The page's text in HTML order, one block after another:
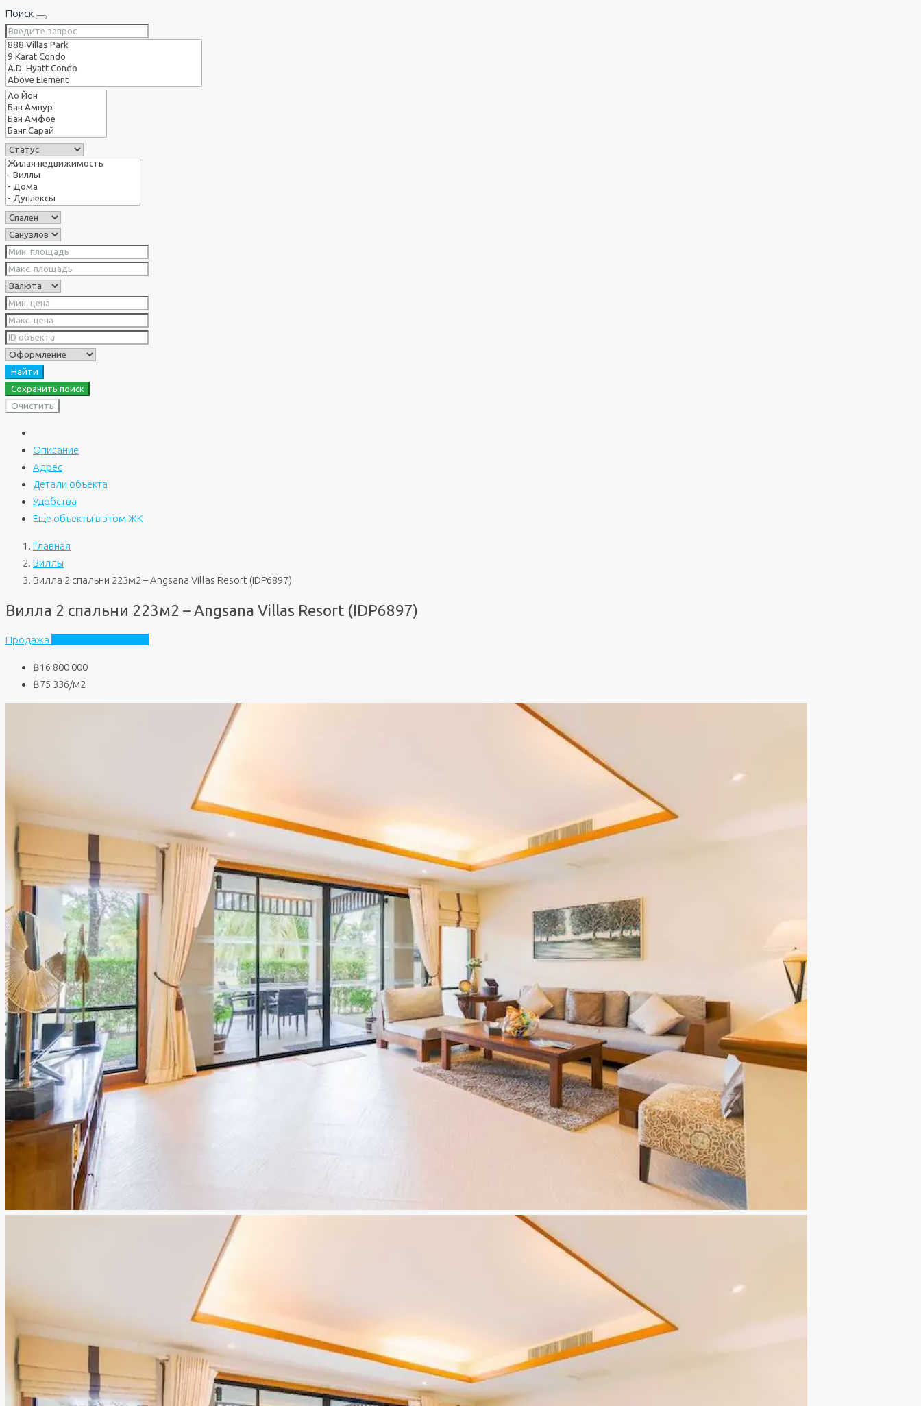
Поиск
Найти
Сохранить поиск
Очистить
Описание
Адрес
Детали объекта
Удобства
Еще объекты в этом ЖК
Главная
Виллы
Вилла 2 спальни 223м2 – Angsana Villas Resort (IDP6897)
Вилла 2 спальни 223м2 – Angsana Villas Resort (IDP6897)
Продажа
฿16 800 000
฿75 336/м2